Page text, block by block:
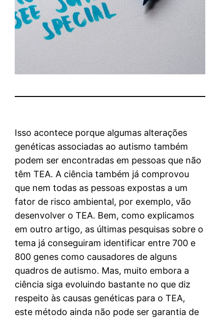
Isso acontece porque algumas alterações
genéticas associadas ao autismo também
podem ser encontradas em pessoas que não
têm TEA. A ciência também já comprovou
que nem todas as pessoas expostas a um
fator de risco ambiental, por exemplo, vão
desenvolver o TEA. Bem, como explicamos
em outro artigo, as últimas pesquisas sobre o
tema já conseguiram identificar entre 700 e
800 genes como causadores de alguns
quadros de autismo. Mas, muito embora a
ciência siga evoluindo bastante no que diz
respeito às causas genéticas para o TEA,
este método ainda não pode ser garantia de